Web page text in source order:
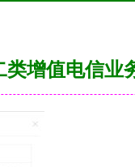
类增值电信业